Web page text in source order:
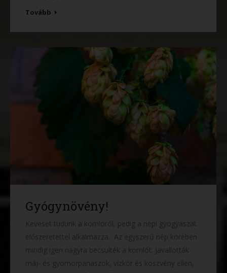
Tovább
Gyógynövény!
Keveset tudunk a komlóról, pedig a népi gyógyászat
előszeretettel alkalmazza. Az egyszerű nép körében
mindig igen nagyra becsülték a komlót. Javallották
máj- és gyomorpanaszok, vízkór és köszvény ellen,